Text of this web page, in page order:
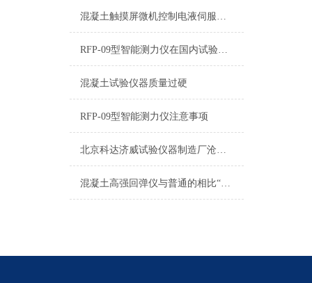
混凝土触摸屏微机控制电液伺服压力试验机220v电源
RFP-09型智能测力仪在国内试验机行业内有很高的使用率
混凝土试验仪器质量过硬
RFP-09型智能测力仪注意事项
北京科达济威试验仪器制造厂沧州分公司服务中心
混凝土高强回弹仪与普通的相比“高强”在哪里